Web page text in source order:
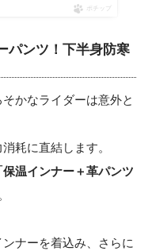
ポチップ
パンツ！下半身防寒
かなライダーは意外と
耗に直結します。
保温インナー＋革パンツ
ナーを着込み、さらに